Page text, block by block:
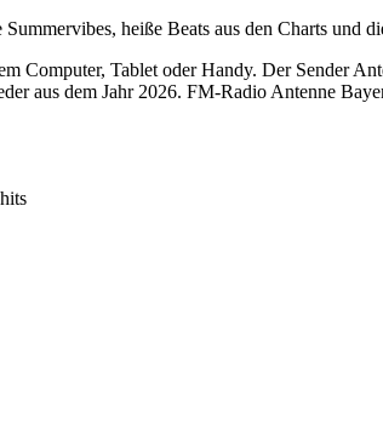
heiße Beats aus den Charts
Computer, Tablet oder Handy. Der Sender
aus dem Jahr 2026. FM-Radio Antenne